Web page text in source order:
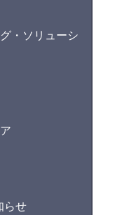
・ソリューシ
らせ